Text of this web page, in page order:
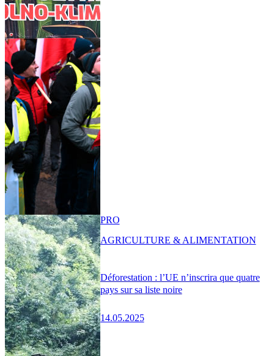
Déforestation : l’UE n’inscrira que quatre
pays sur sa liste noire
14.05.2025
PRO
AGRICULTURE & ALIMENTATION